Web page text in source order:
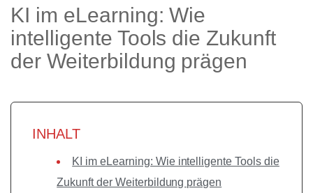
KI im eLearning: Wie
intelligente Tools die Zukunft
der Weiterbildung prägen
INHALT
KI im eLearning: Wie intelligente Tools die
Zukunft der Weiterbildung prägen